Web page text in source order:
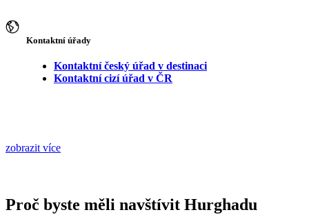
Kontaktní úřady
Kontaktní český úřad v destinaci
Kontaktní cizí úřad v ČR
zobrazit více
Proč byste měli navštívit Hurghadu